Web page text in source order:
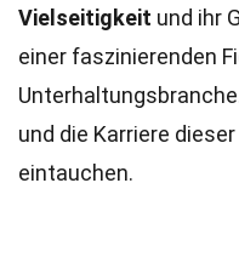
Vielseitigkeit und ihr
einer faszinierenden
und die Karriere
eintauchen.